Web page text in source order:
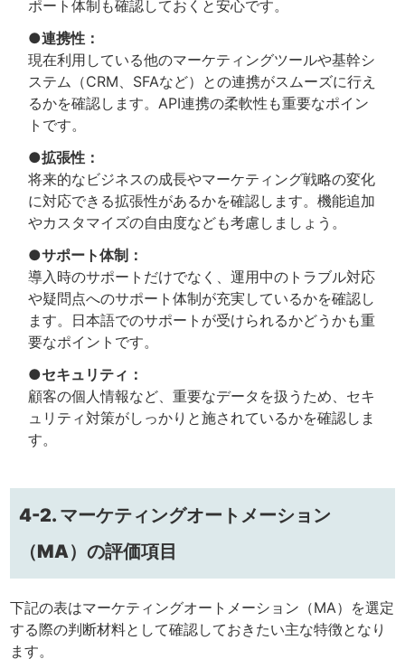
ポート体制も確認しておくと安心です。
●連携性：
現在利用している他のマーケティングツールや基幹シ
ステム（CRM、SFAなど）との連携がスムーズに行え
るかを確認します。API連携の柔軟性も重要なポイン
トです。
●拡張性：
将来的なビジネスの成長やマーケティング戦略の変化
に対応できる拡張性があるかを確認します。機能追加
やカスタマイズの自由度なども考慮しましょう。
●サポート体制：
導入時のサポートだけでなく、運用中のトラブル対応
や疑問点へのサポート体制が充実しているかを確認し
ます。日本語でのサポートが受けられるかどうかも重
要なポイントです。
●セキュリティ：
顧客の個人情報など、重要なデータを扱うため、セキ
ュリティ対策がしっかりと施されているかを確認しま
す。
4-2. マーケティングオートメーション
（MA）の評価項目
下記の表はマーケティングオートメーション（MA）を選定
する際の判断材料として確認しておきたい主な特徴となり
ます。